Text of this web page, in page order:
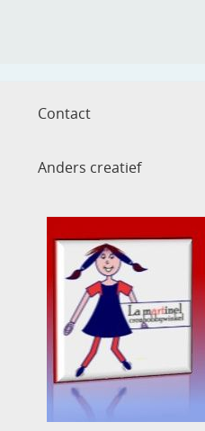
Contact
Anders creatief